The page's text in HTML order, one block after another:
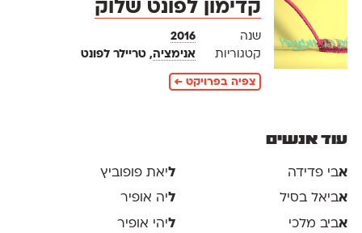
קדימון לפונט שלוק
שנה
2016
קטגוריות
אנימציה, טריילר לפונט
צפיה בפרויקט ←
עוד אנשים
אבי פדידה
אביאל בסיל
אביב מלכי
ליאת פופוביץ
ליה אופיר
ליהי אופיר